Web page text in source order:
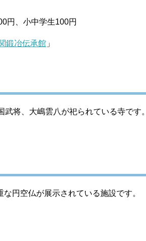
円、小中学生100円
鍛冶伝承館 」
将、大嶋雲八が祀られている寺です。
円空仏が展示されている施設です。